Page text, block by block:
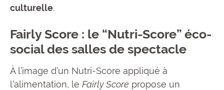
culturelle.
Fairly Score : le “Nutri-Score” éco-
social des salles de spectacle
À l’image d’un Nutri-Score appliqué à
l’alimentation, le Fairly Score propose un